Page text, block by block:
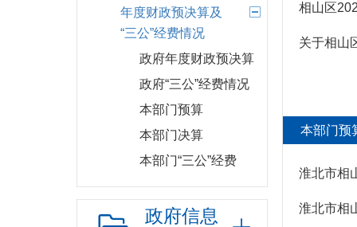
年度财政预决算及
“三公”经费情况
政府年度财政预决算
政府“三公”经费情况
本部门预算
本部门决算
本部门“三公”经费
财政专项资金
部门项目政府信息
相山区
关于相山
本部门预
淮北市相
淮北市相